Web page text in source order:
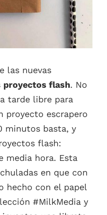
las nuevas
proyectos flash. No
tarde libre para
proyecto escrapero
minutos basta, y
flash:
media hora. Esta
en que con
hecho con el papel
#MilkMedia y